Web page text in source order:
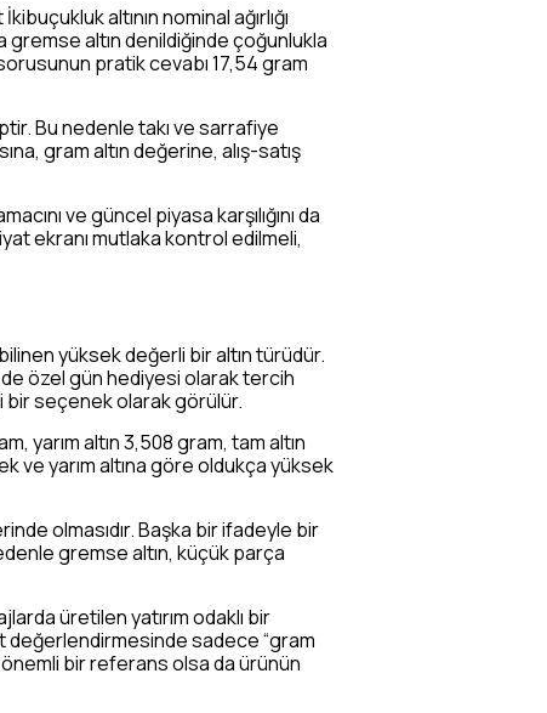
altının nominal ağırlığı
gremse altın denildiğinde çoğunlukla
pratik cevabı 17,54 gram
Bu nedenle takı ve sarrafiye
gram altın değerine, alış-satış
ve güncel piyasa karşılığını da
ekranı mutlaka kontrol edilmeli,
yüksek değerli bir altın türüdür.
de özel gün hediyesi olarak tercih
bir seçenek olarak görülür.
yarım altın 3,508 gram, tam altın
ve yarım altına göre oldukça yüksek
olmasıdır. Başka bir ifadeyle bir
gremse altın, küçük parça
üretilen yatırım odaklı bir
değerlendirmesinde sadece “gram
önemli bir referans olsa da ürünün